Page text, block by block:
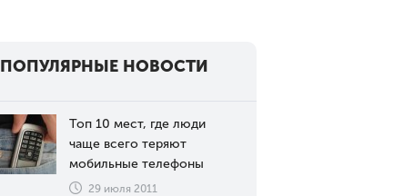
ПОПУЛЯРНЫЕ НОВОСТИ
Топ 10 мест, где люди
чаще всего теряют
мобильные телефоны
29 июля 2011